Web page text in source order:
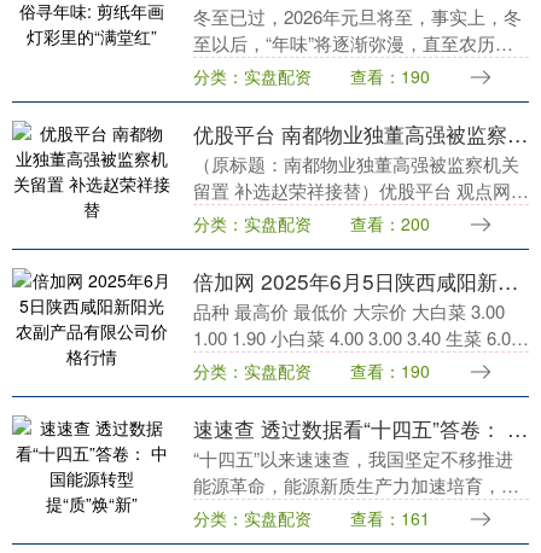
冬至已过，2026年元旦将至，事实上，冬
至以后，“年味”将逐渐弥漫，直至农历新
年来临。作为海派文化的发源地忆融速
配，上海有许多独特的与年节相关的民间
艺术，从木版....
分类：实盘配资 查看：190
优股平台 南都物业独董高强被监察机关留置 补选赵荣祥接替
（原标题：南都物业独董高强被监察机关
留置 补选赵荣祥接替）优股平台 观点网
讯：6月11日，南都物业服务集团股份有
限公司发布公告，宣布变更独立董事。 公
告显示，南....
分类：实盘配资 查看：200
倍加网 2025年6月5日陕西咸阳新阳光农副产品有限公司价格行情
品种 最高价 最低价 大宗价 大白菜 3.00
1.00 1.90 小白菜 4.00 3.00 3.40 生菜 6.00
4.00 5.30 菠菜 6.50 5....
分类：实盘配资 查看：190
速速查 透过数据看“十四五”答卷： 中国能源转型提“质”焕“新”
“十四五”以来速速查，我国坚定不移推进
能源革命，能源新质生产力加速培育，绿
色低碳转型迈出坚实步伐。本文系《数
说“十四五”》第八篇，从系统性构建现代
分类：实盘配资 查看：161